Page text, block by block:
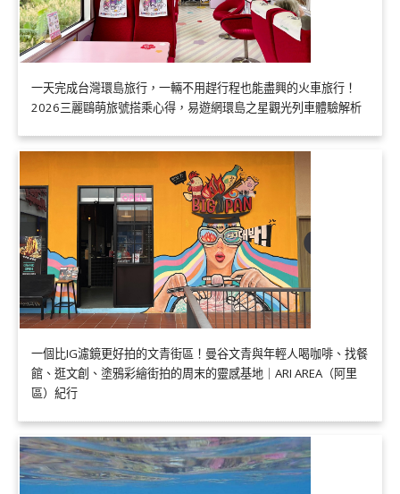
一天完成台灣環島旅行，一輛不用趕行程也能盡興的火車旅行！
2026三麗鷗萌旅號搭乘心得，易遊網環島之星觀光列車體驗解析
一個比IG濾鏡更好拍的文青街區！曼谷文青與年輕人喝咖啡、找餐
館、逛文創、塗鴉彩繪街拍的周末的靈感基地｜ARI AREA（阿里
區）紀行